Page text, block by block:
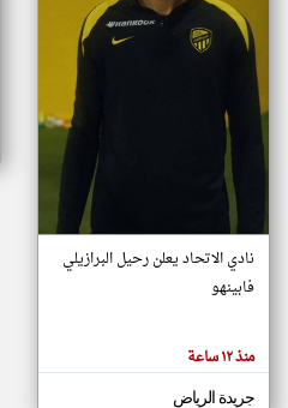
نادي الاتحاد يعلن رحيل البرازيلي
فابينهو
منذ ١٢ ساعة
جريدة الرياض